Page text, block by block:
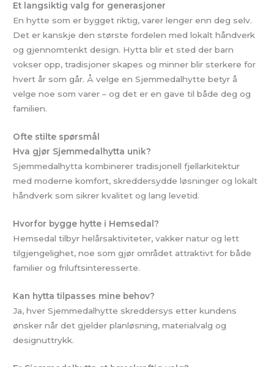
Et langsiktig valg for generasjoner
En hytte som er bygget riktig, varer lenger enn deg selv.
Det er kanskje den største fordelen med lokalt håndverk
og gjennomtenkt design. Hytta blir et sted der barn
vokser opp, tradisjoner skapes og minner blir sterkere for
hvert år som går. Å velge en Sjemmedalhytte betyr å
velge noe som varer – og det er en gave til både deg og
familien.
Ofte stilte spørsmål
Hva gjør Sjemmedalhytta unik?
Sjemmedalhytta kombinerer tradisjonell fjellarkitektur
med moderne komfort, skreddersydde løsninger og lokalt
håndverk som sikrer kvalitet og lang levetid.
Hvorfor bygge hytte i Hemsedal?
Hemsedal tilbyr helårsaktiviteter, vakker natur og lett
tilgjengelighet, noe som gjør området attraktivt for både
familier og friluftsinteresserte.
Kan hytta tilpasses mine behov?
Ja, hver Sjemmedalhytte skreddersys etter kundens
ønsker når det gjelder planløsning, materialvalg og
designuttrykk.